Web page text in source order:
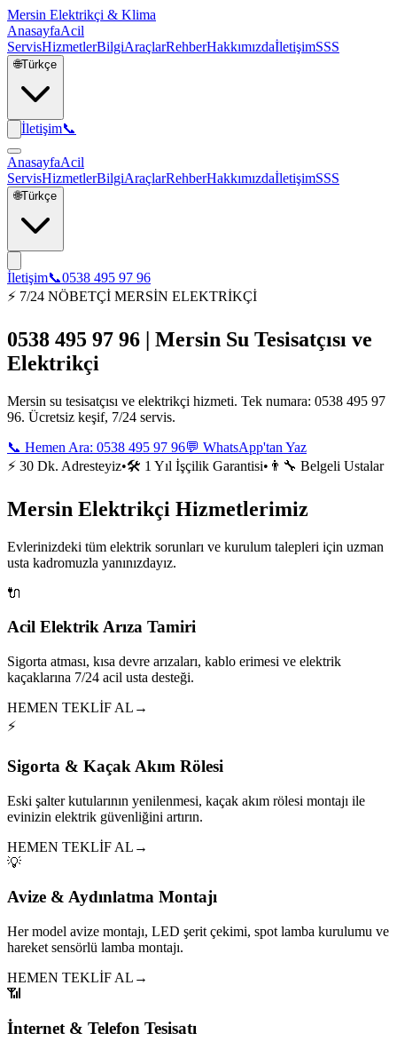
Mersin Elektrikçi & Klima
AnasayfaAcil
ServisHizmetlerBilgiAraçlarRehberHakkımızdaİletişimSSS
🌐Türkçe
İletişim📞
AnasayfaAcil
ServisHizmetlerBilgiAraçlarRehberHakkımızdaİletişimSSS
🌐Türkçe
İletişim📞0538 495 97 96
⚡ 7/24 NÖBETÇİ MERSİN ELEKTRİKÇİ
0538 495 97 96 | Mersin Su Tesisatçısı ve
Elektrikçi
Mersin su tesisatçısı ve elektrikçi hizmeti. Tek numara: 0538 495 97
96. Ücretsiz keşif, 7/24 servis.
📞 Hemen Ara: 0538 495 97 96💬 WhatsApp'tan Yaz
⚡ 30 Dk. Adresteyiz•🛠️ 1 Yıl İşçilik Garantisi• 👨‍🔧 Belgeli Ustalar
Mersin Elektrikçi Hizmetlerimiz
Evlerinizdeki tüm elektrik sorunları ve kurulum talepleri için uzman
usta kadromuzla yanınızdayız.
🔌
Acil Elektrik Arıza Tamiri
Sigorta atması, kısa devre arızaları, kablo erimesi ve elektrik
kaçaklarına 7/24 acil usta desteği.
HEMEN TEKLİF AL →
⚡
Sigorta & Kaçak Akım Rölesi
Eski şalter kutularının yenilenmesi, kaçak akım rölesi montajı ile
evinizin elektrik güvenliğini artırın.
HEMEN TEKLİF AL →
💡
Avize & Aydınlatma Montajı
Her model avize montajı, LED şerit çekimi, spot lamba kurulumu ve
hareket sensörlü lamba montajı.
HEMEN TEKLİF AL →
📶
İnternet & Telefon Tesisatı